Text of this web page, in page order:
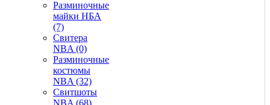
Разминочные
майки НБА
(7)
Свитера
NBA (0)
Разминочные
костюмы
NBA (32)
Свитшоты
NBA (68)